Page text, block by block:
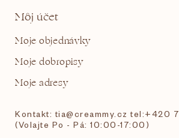
Môj účet
Moje objednávky
Moje dobropisy
Moje adresy
Kontakt: tia@creammy.cz tel:+420
(Volajte Po - Pá: 10:00-17:00)